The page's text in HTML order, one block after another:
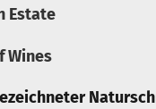
Estate
Wines